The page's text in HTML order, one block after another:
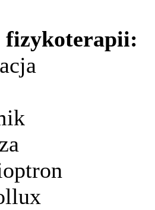
fizykoterapii: